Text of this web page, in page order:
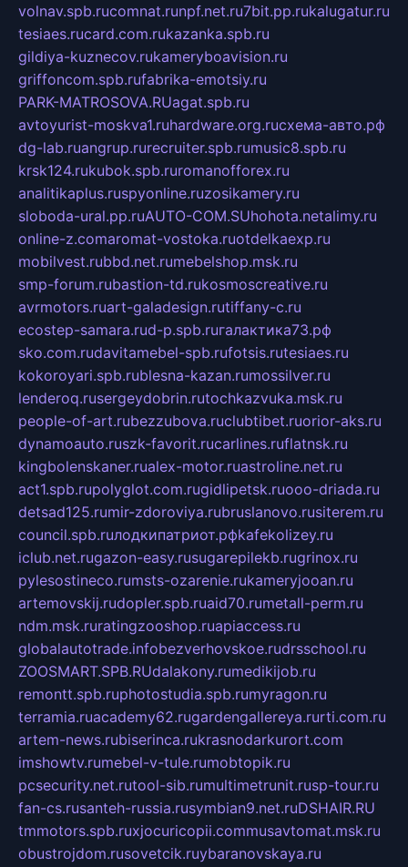
volnav.spb.rucomnat.runpf.net.ru7bit.pp.rukalugatur.ru
tesiaes.rucard.com.rukazanka.spb.ru
gildiya-kuznecov.rukameryboavision.ru
griffoncom.spb.rufabrika-emotsiy.ru
PARK-MATROSOVA.RUagat.spb.ru
avtoyurist-moskva1.ruhardware.org.ruсхема-авто.рф
dg-lab.ruangrup.rurecruiter.spb.rumusic8.spb.ru
krsk124.rukubok.spb.ruromanofforex.ru
analitikaplus.ruspyonline.ruzosikamery.ru
sloboda-ural.pp.ruAUTO-COM.SUhohota.netalimy.ru
online-z.comaromat-vostoka.ruotdelkaexp.ru
mobilvest.rubbd.net.rumebelshop.msk.ru
smp-forum.rubastion-td.rukosmoscreative.ru
avrmotors.ruart-galadesign.rutiffany-c.ru
ecostep-samara.rud-p.spb.ruгалактика73.рф
sko.com.rudavitamebel-spb.rufotsis.rutesiaes.ru
kokoroyari.spb.rublesna-kazan.rumossilver.ru
lenderoq.rusergeydobrin.rutochkazvuka.msk.ru
people-of-art.rubezzubova.ruclubtibet.ruorior-aks.ru
dynamoauto.ruszk-favorit.rucarlines.ruflatnsk.ru
kingbolenskaner.rualex-motor.ruastroline.net.ru
act1.spb.rupolyglot.com.rugidlipetsk.ruooo-driada.ru
detsad125.rumir-zdoroviya.rubruslanovo.rusiterem.ru
council.spb.ruлодкипатриот.рфkafekolizey.ru
iclub.net.rugazon-easy.rusugarepilekb.rugrinox.ru
pylesostineco.rumsts-ozarenie.rukameryjooan.ru
artemovskij.rudopler.spb.ruaid70.rumetall-perm.ru
ndm.msk.ruratingzooshop.ruapiaccess.ru
globalautotrade.infobezverhovskoe.rudrsschool.ru
ZOOSMART.SPB.RUdalakony.rumedikijob.ru
remontt.spb.ruphotostudia.spb.rumyragon.ru
terramia.ruacademy62.rugardengallereya.rurti.com.ru
artem-news.rubiserinca.rukrasnodarkurort.com
imshowtv.rumebel-v-tule.rumobtopik.ru
pcsecurity.net.rutool-sib.rumultimetrunit.rusp-tour.ru
fan-cs.rusanteh-russia.rusymbian9.net.ruDSHAIR.RU
tmmotors.spb.ruxjocuricopii.commusavtomat.msk.ru
obustrojdom.rusovetcik.ruybaranovskaya.ru